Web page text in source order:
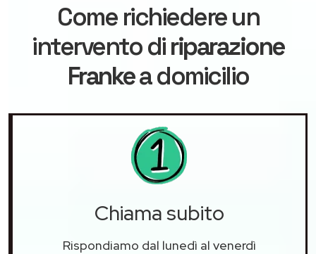
Come richiedere un
intervento diriparazione
Frankea domicilio
Chiama subito
Rispondiamo dal lunedì al venerdì